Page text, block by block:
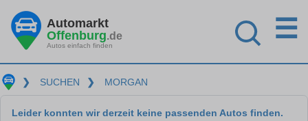
Automarkt
Offenburg.de
Autos einfach finden
☰
❯ SUCHEN ❯ MORGAN
Leider konnten wir derzeit keine passenden Autos finden.